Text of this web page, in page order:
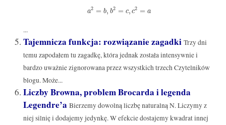
a2 = b, b2 = c, c2 = a
...
Tajemnicza funkcja: rozwiązanie zagadki Trzy dni
temu zapodałem tu zagadkę, która jednak została intensywnie i
bardzo uważnie zignorowana przez wszystkich trzech Czytelników
blogu. Może...
Liczby Browna, problem Brocarda i legenda
Legendre’a Bierzemy dowolną liczbę naturalną N. Liczymy z
niej silnię i dodajemy jedynkę. W efekcie dostajemy kwadrat innej